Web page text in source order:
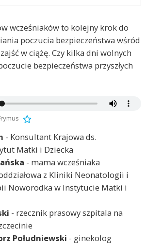
wcześniaków to kolejny krok do
poczucia bezpieczeństwa wśród
w ciążę. Czy kilka dni wolnych
bezpieczeństwa przyszłych
- Konsultant Krajowa ds.
Matki i Dziecka
- mama wcześniaka
z Kliniki Neonatologii i
Noworodka w Instytucie Matki i
- rzecznik prasowy szpitala na
Południewski - ginekolog